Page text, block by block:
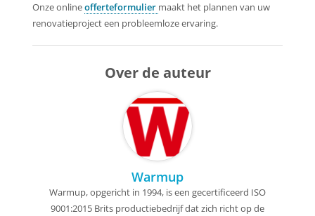
Onze onlineofferteformulier maakt het plannen van uw
renovatieproject een probleemloze ervaring.
Over de auteur
Warmup
Warmup, opgericht in 1994, is een gecertificeerd ISO
9001:2015 Brits productiebedrijf dat zich richt op de